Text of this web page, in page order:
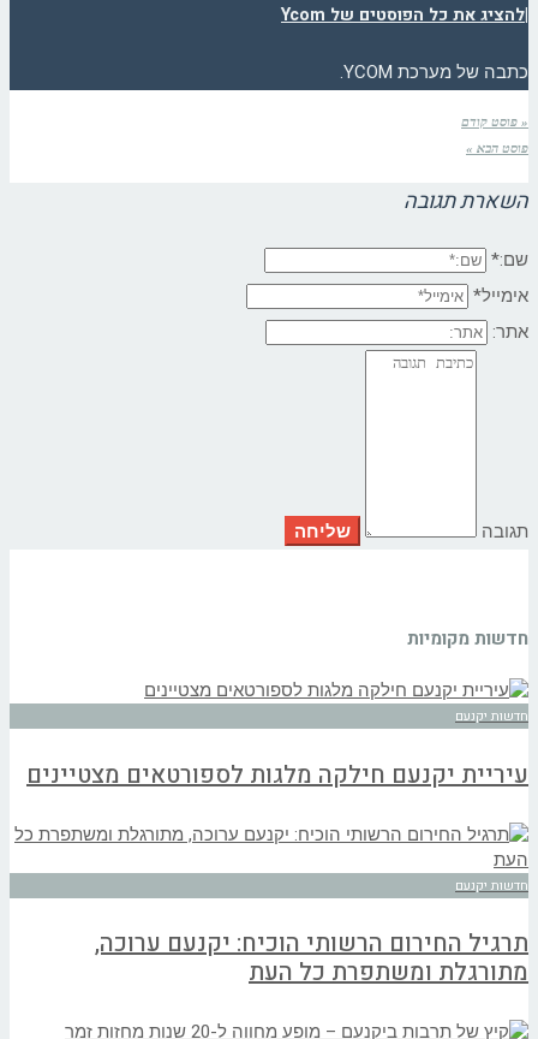
|להציג את כל הפוסטים של Ycom
כתבה של מערכת YCOM.
« פוסט קודם
פוסט הבא »
השארת תגובה
שם:*
אימייל*
אתר:
תגובה
חדשות מקומיות
חדשות יקנעם
עיריית יקנעם חילקה מלגות לספורטאים מצטיינים
חדשות יקנעם
תרגיל החירום הרשותי הוכיח: יקנעם ערוכה,
מתורגלת ומשתפרת כל העת